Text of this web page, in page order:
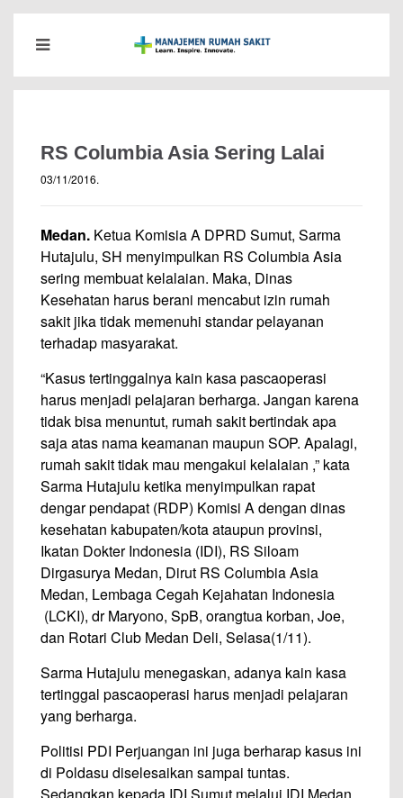
RS Columbia Asia Sering Lalai
03/11/2016.
Medan. Ketua Komisia A DPRD Sumut, Sarma
Hutajulu, SH menyimpulkan RS Columbia Asia
sering membuat kelalaian. Maka, Dinas
Kesehatan harus berani mencabut izin rumah
sakit jika tidak memenuhi standar pelayanan
terhadap masyarakat.
“Kasus tertinggalnya kain kasa pascaoperasi
harus menjadi pelajaran berharga. Jangan karena
tidak bisa menuntut, rumah sakit bertindak apa
saja atas nama keamanan maupun SOP. Apalagi,
rumah sakit tidak mau mengakui kelalaian ,” kata
Sarma Hutajulu ketika menyimpulkan rapat
dengar pendapat (RDP) Komisi A dengan dinas
kesehatan kabupaten/kota ataupun provinsi,
Ikatan Dokter Indonesia (IDI), RS Siloam
Dirgasurya Medan, Dirut RS Columbia Asia
Medan, Lembaga Cegah Kejahatan Indonesia
(LCKI), dr Maryono, SpB, orangtua korban, Joe,
dan Rotari Club Medan Deli, Selasa(1/11).
Sarma Hutajulu menegaskan, adanya kain kasa
tertinggal pascaoperasi harus menjadi pelajaran
yang berharga.
Politisi PDI Perjuangan ini juga berharap kasus ini
di Poldasu diselesaikan sampai tuntas.